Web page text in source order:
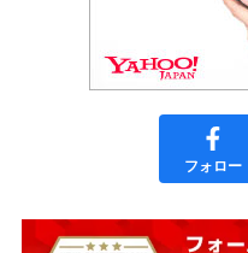
フォロー